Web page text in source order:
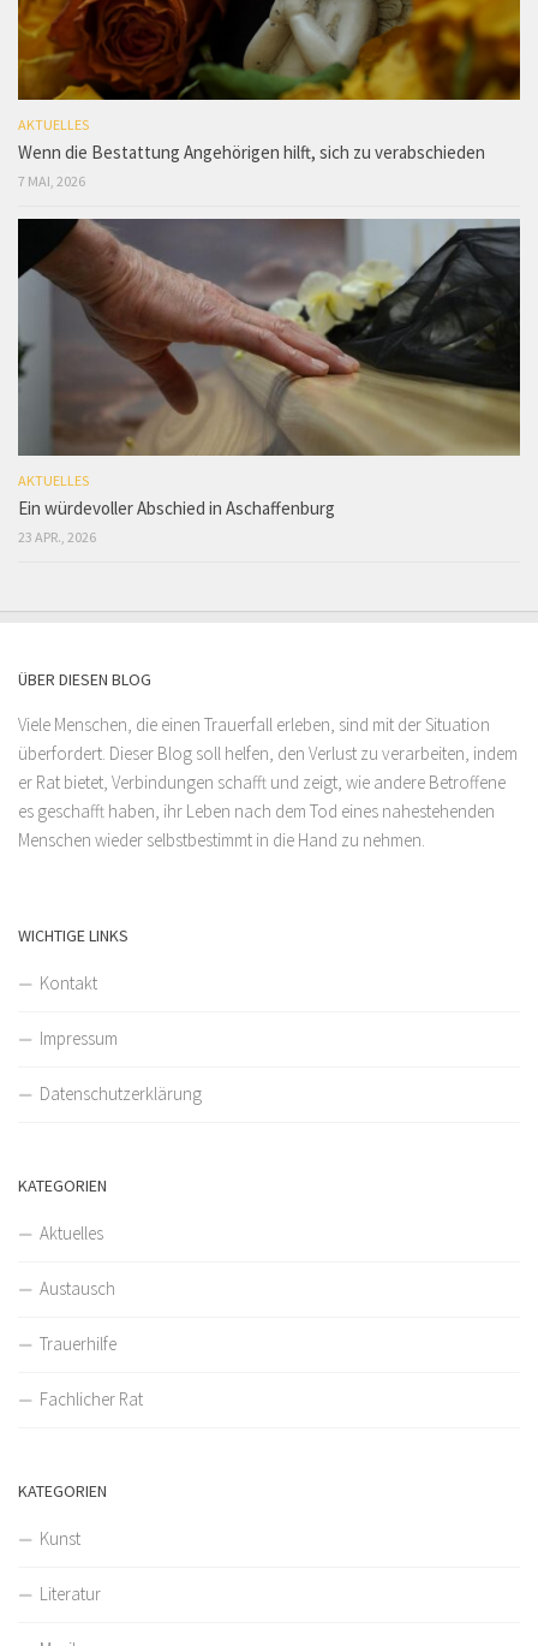
AKTUELLES
Wenn die Bestattung Angehörigen hilft, sich zu verabschieden
7 MAI, 2026
AKTUELLES
Ein würdevoller Abschied in Aschaffenburg
23 APR., 2026
ÜBER DIESEN BLOG
Viele Menschen, die einen Trauerfall erleben, sind mit der Situation
überfordert. Dieser Blog soll helfen, den Verlust zu verarbeiten, indem
er Rat bietet, Verbindungen schafft und zeigt, wie andere Betroffene
es geschafft haben, ihr Leben nach dem Tod eines nahestehenden
Menschen wieder selbstbestimmt in die Hand zu nehmen.
WICHTIGE LINKS
Kontakt
Impressum
Datenschutzerklärung
KATEGORIEN
Aktuelles
Austausch
Trauerhilfe
Fachlicher Rat
KATEGORIEN
Kunst
Literatur